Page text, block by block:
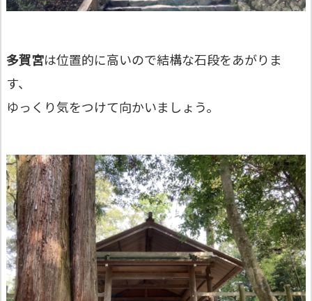
多賀宮は位置的に高いので結構な石段をあがりま
す、
ゆっくり気をつけて向かいましょう。